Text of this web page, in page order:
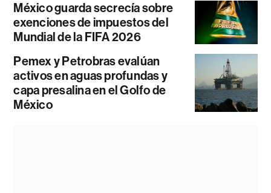
México guarda secrecía sobre
exenciones de impuestos del
Mundial de la FIFA 2026
Pemex y Petrobras evalúan
activos en aguas profundas y
capa presalina en el Golfo de
México